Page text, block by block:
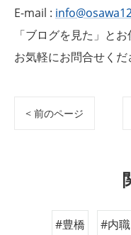
E-mail :
「ブログを見た」と
お気軽にお問合せくだ
< 前のページ
#豊橋 #内職